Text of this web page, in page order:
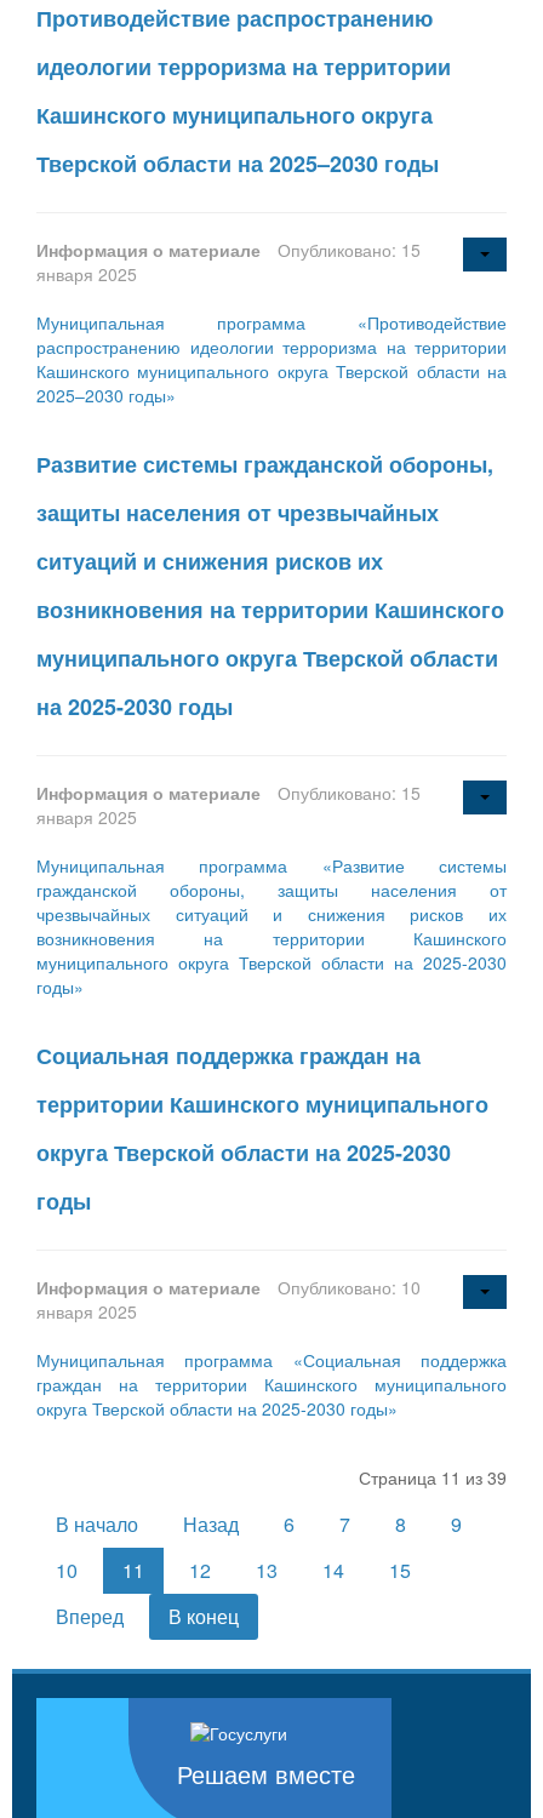
Противодействие распространению
идеологии терроризма на территории
Кашинского муниципального округа
Тверской области на 2025–2030 годы
Информация о материале
Опубликовано: 15
января 2025
Муниципальная программа «Противодействие
распространению идеологии терроризма на территории
Кашинского муниципального округа Тверской области на
2025–2030 годы»
Развитие системы гражданской обороны,
защиты населения от чрезвычайных
ситуаций и снижения рисков их
возникновения на территории Кашинского
муниципального округа Тверской области
на 2025-2030 годы
Информация о материале
Опубликовано: 15
января 2025
Муниципальная программа «Развитие системы
гражданской обороны, защиты населения от
чрезвычайных ситуаций и снижения рисков их
возникновения на территории Кашинского
муниципального округа Тверской области на 2025-2030
годы»
Социальная поддержка граждан на
территории Кашинского муниципального
округа Тверской области на 2025-2030
годы
Информация о материале
Опубликовано: 10
января 2025
Муниципальная программа «Социальная поддержка
граждан на территории Кашинского муниципального
округа Тверской области на 2025-2030 годы»
Страница 11 из 39
В начало Назад 6 7 8
9
10
11 12 13 14
15
Вперед
В конец
Решаем вместе